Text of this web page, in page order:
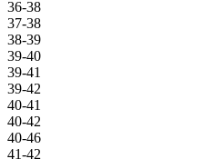
36-38
37-38
38-39
39-40
39-41
39-42
40-41
40-42
40-46
41-42